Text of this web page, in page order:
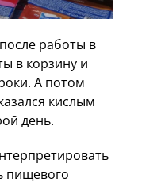
работы в
в корзину и
А потом
кислым
день.
пищевого